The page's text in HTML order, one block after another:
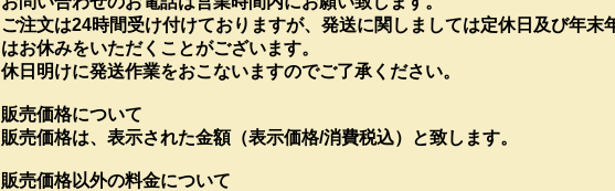
ご注文は24時間受け付けておりますが、発送に関しましては定休日及び年末
はお休みをいただくことがございます。
休日明けに発送作業をおこないますのでご了承ください。
販売価格について
販売価格は、表示された金額（表示価格/消費税込）と致します。
販売価格以外の料金について